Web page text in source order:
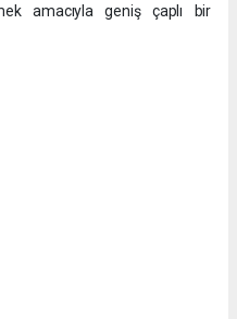
amacıyla geniş çaplı bir